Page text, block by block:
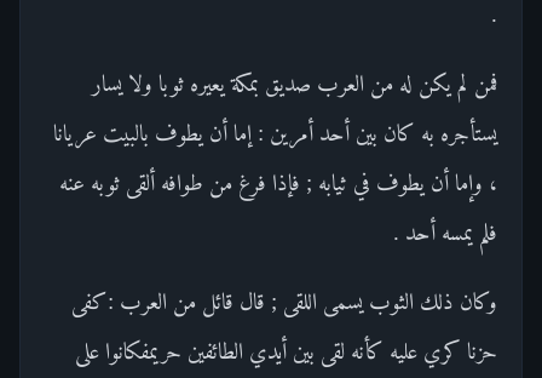
.
فمن لم يكن له من العرب صديق بمكة يعيره ثوبا ولا يسار
يستأجره به كان بين أحد أمرين : إما أن يطوف بالبيت عريانا
، وإما أن يطوف في ثيابه ; فإذا فرغ من طوافه ألقى ثوبه عنه
فلم يمسه أحد .
وكان ذلك الثوب يسمى اللقى ; قال قائل من العرب :كفى
حزنا كري عليه كأنه لقى بين أيدي الطائفين حريمفكانوا على